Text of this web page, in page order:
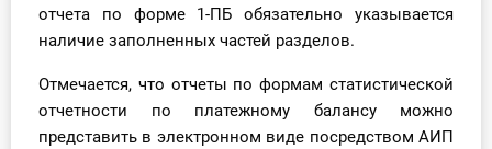
отчета по форме 1-ПБ обязательно указывается
наличие заполненных частей разделов.
Отмечается, что отчеты по формам статистической
отчетности по платежному балансу можно
представить в электронном виде посредством АИП